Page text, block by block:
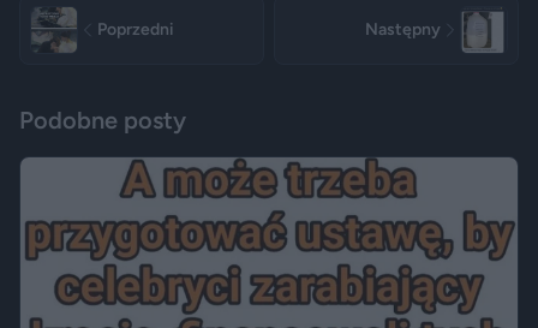
Poprzedni Następny
Podobne posty